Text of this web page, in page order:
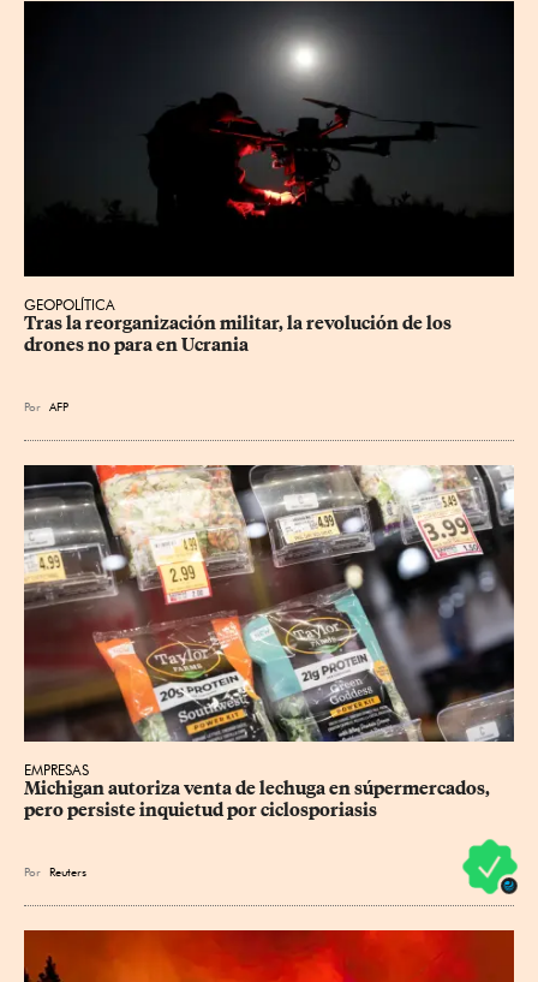
GEOPOLÍTICA
Tras la reorganización militar, la revolución de los
drones no para en Ucrania
Por AFP
EMPRESAS
Michigan autoriza venta de lechuga en súpermercados,
pero persiste inquietud por ciclosporiasis
Por Reuters